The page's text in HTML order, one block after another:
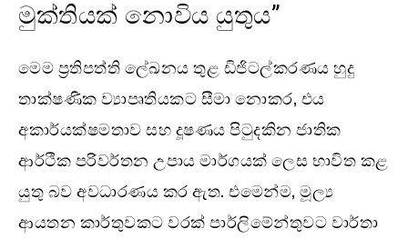
මුක්තියක් නොවිය යුතුය”
මෙම ප්‍රතිපත්ති ලේඛනය තුළ ඩිජිටල්කරණය හුදු
තාක්ෂණික ව්‍යාපෘතියකට සීමා නොකර, එය
අකාර්යක්ෂමතාව සහ දූෂණය පිටුදකින ජාතික
ආර්ථික පරිවර්තන උපාය මාර්ගයක් ලෙස භාවිත කළ
යුතු බව අවධාරණය කර ඇත. එමෙන්ම, මූල්‍ය
ආයතන කාර්තුවකට වරක් පාර්ලිමේන්තුවට වාර්තා